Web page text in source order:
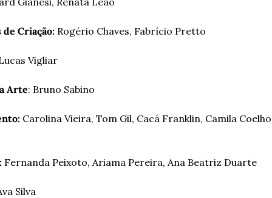
Criação: Rogério Chaves, Fabrício Pretto
Vigliar
Arte: Bruno Sabino
Carolina Vieira, Tom Gil, Cacá Franklin, Camila
Fernanda Peixoto, Ariama Pereira, Ana Beatriz Duarte
Silva